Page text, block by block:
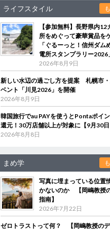
ライフスタイル
【参加無料】長野県内12
所をめぐって豪華賞品を
「ぐるーっと！信州ダ
電所スタンプラリー2026
2026年8月9日
新しい水辺の過ごし方を提案 札幌市
ベント「川見2026」を開催
2026年8月9日
韓国旅行でau PAYを使うとPontaポイ
還元！30万店舗以上が対象に【9月30日
2026年8月8日
まめ学
写真に埋まっている位置
かないのか 【岡嶋教授
指南】
2026年7月22日
ゼロトラストって何？ 【岡嶋教授の